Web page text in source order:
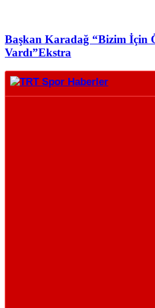
Başkan Karadağ “Bizim İçin
Vardı”Ekstra